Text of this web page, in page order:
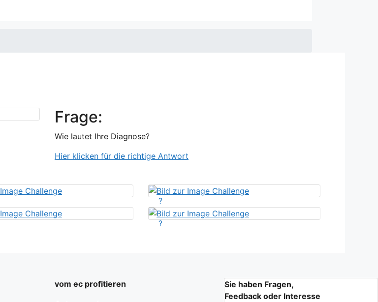
Frage:
Wie lautet Ihre Diagnose?
Hier klicken für die richtige Antwort
?
?
vom ec profitieren
Sie haben Fragen,
Feedback oder Interesse